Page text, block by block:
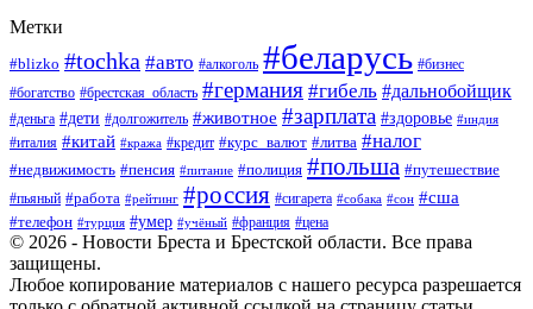
Метки
#blizko #tochka #авто #алкоголь #беларусь #бизнес
#богатство #брестская_область #германия #гибель #дальнобойщик
#деньга #дети #долгожитель #животное #зарплата #здоровье #индия
#италия #китай #кража #кредит #курс_валют #литва #налог
#недвижимость #пенсия #питание #полиция #польша #путешествие
#пьяный #работа #рейтинг #россия #сигарета #собака #сон #сша
#телефон #турция #умер #учёный #франция #цена
© 2026 - Новости Бреста и Брестской области. Все права
защищены.
Любое копирование материалов с нашего ресурса разрешается